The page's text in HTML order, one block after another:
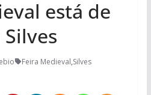
está de
Feira Medieval,Silves